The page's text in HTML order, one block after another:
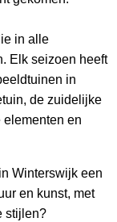
in alle
Elk seizoen heeft
in
de zuidelijke
en
Winterswijk een
en kunst, met
stijlen?